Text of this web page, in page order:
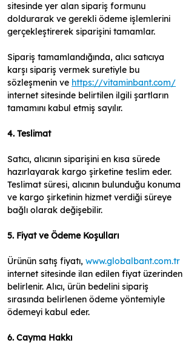
sitesinde yer alan sipariş formunu
doldurarak ve gerekli ödeme işlemlerini
gerçekleştirerek siparişini tamamlar.
Sipariş tamamlandığında, alıcı satıcıya
karşı sipariş vermek suretiyle bu
sözleşmenin ve https://vitaminbant.com/
internet sitesinde belirtilen ilgili şartların
tamamını kabul etmiş sayılır.
4. Teslimat
Satıcı, alıcının siparişini en kısa sürede
hazırlayarak kargo şirketine teslim eder.
Teslimat süresi, alıcının bulunduğu konuma
ve kargo şirketinin hizmet verdiği süreye
bağlı olarak değişebilir.
5. Fiyat ve Ödeme Koşulları
Ürünün satış fiyatı, www.globalbant.com.tr
internet sitesinde ilan edilen fiyat üzerinden
belirlenir. Alıcı, ürün bedelini sipariş
sırasında belirlenen ödeme yöntemiyle
ödemeyi kabul eder.
6. Cayma Hakkı